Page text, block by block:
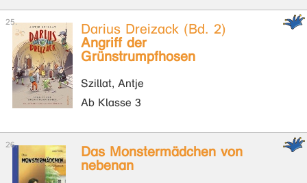
Darius Dreizack (Bd. 2)
Angriff der
Grünstrumpfhosen
Szillat, Antje
Ab Klasse 3
Das Monstermädchen von
nebenan